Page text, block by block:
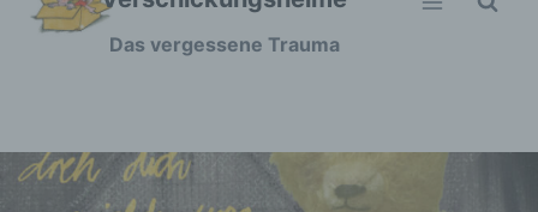
Zum
Das vergessene Trauma